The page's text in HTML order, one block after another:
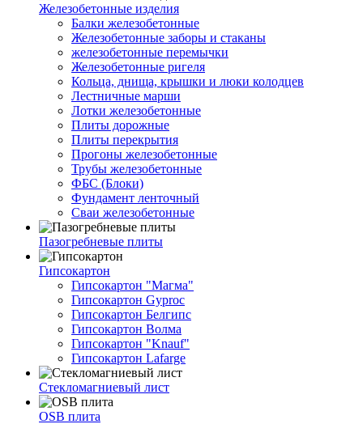
Железобетонные изделия
Балки железобетонные
Железобетонные заборы и стаканы
железобетонные перемычки
Железобетонные ригеля
Кольца, днища, крышки и люки колодцев
Лестничные марши
Лотки железобетонные
Плиты дорожные
Плиты перекрытия
Прогоны железобетонные
Трубы железобетонные
ФБС (Блоки)
Фундамент ленточный
Сваи железобетонные
Пазогребневые плиты
Гипсокартон
Гипсокартон "Магма"
Гипсокартон Gyproc
Гипсокартон Белгипс
Гипсокартон Волма
Гипсокартон "Knauf"
Гипсокартон Lafarge
Стекломагниевый лист
OSB плита